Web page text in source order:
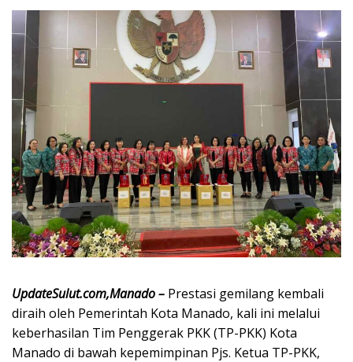
UpdateSulut.com,Manado – Prestasi gemilang kembali
diraih oleh Pemerintah Kota Manado, kali ini melalui
keberhasilan Tim Penggerak PKK (TP-PKK) Kota
Manado di bawah kepemimpinan Pjs. Ketua TP-PKK,